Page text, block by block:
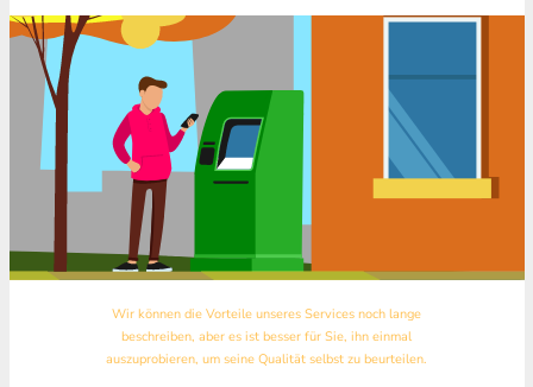
Wir können die Vorteile unseres Services noch lange
beschreiben, aber es ist besser für Sie, ihn einmal
auszuprobieren, um seine Qualität selbst zu beurteilen.